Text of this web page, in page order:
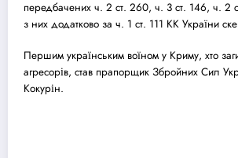
передбачених ч. 2 ст. 260, ч. 3 ст. 146, ч. 2
з них додатково за ч. 1 ст. 111 КК України
Першим українським воїном у Криму, хто
агресорів, став прапорщик Збройних Сил
Кокурін.